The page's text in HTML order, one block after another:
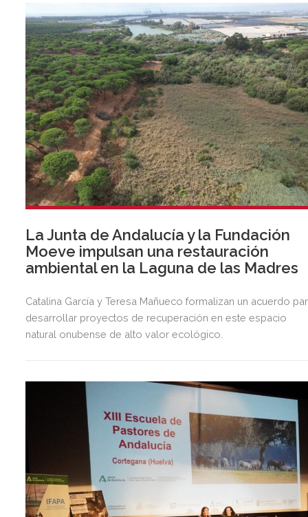
La Junta de Andalucía y la Fundación
Moeve impulsan una restauración
ambiental en la Laguna de las Madres
Catalina García y Teresa Mañueco formalizan un acuerdo
desarrollar proyectos de recuperación en este espacio
natural onubense de alto valor ecológico.